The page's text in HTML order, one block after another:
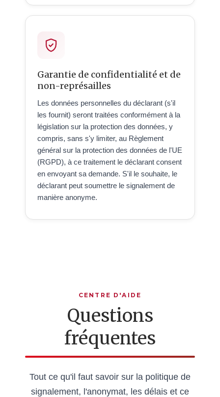
Garantie de confidentialité et de
non-représailles
Les données personnelles du déclarant (s'il
les fournit) seront traitées conformément à la
législation sur la protection des données, y
compris, sans s'y limiter, au Règlement
général sur la protection des données de l'UE
(RGPD), à ce traitement le déclarant consent
en envoyant sa demande. S'il le souhaite, le
déclarant peut soumettre le signalement de
manière anonyme.
CENTRE D'AIDE
Questions
fréquentes
Tout ce qu'il faut savoir sur la politique de
signalement, l'anonymat, les délais et ce